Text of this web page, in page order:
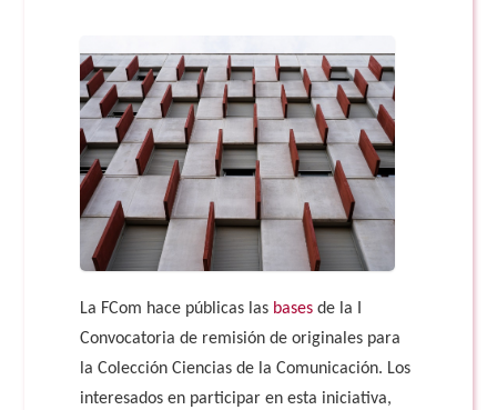
La FCom hace públicas las bases de la I
Convocatoria de remisión de originales para
la Colección Ciencias de la Comunicación. Los
interesados en participar en esta iniciativa,